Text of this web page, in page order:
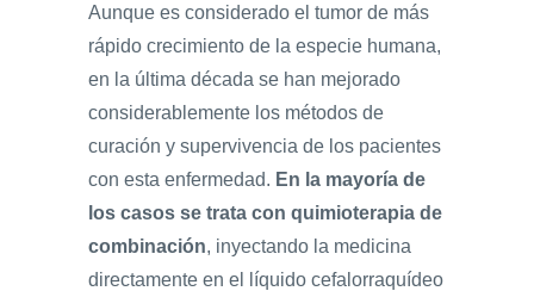
Aunque es considerado el tumor de más
rápido crecimiento de la especie humana,
en la última década se han mejorado
considerablemente los métodos de
curación y supervivencia de los pacientes
con esta enfermedad. En la mayoría de
los casos se trata con quimioterapia de
combinación, inyectando la medicina
directamente en el líquido cefalorraquídeo